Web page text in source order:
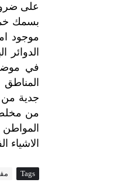
على
بسمك
موجود
الدوائر
في
المناطق
جدية من
من
المواطن
الاشياء
Tags